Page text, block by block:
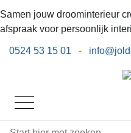
Samen jouw droominterieur
afspraak voor persoonlijk
0524 53 15 01 -